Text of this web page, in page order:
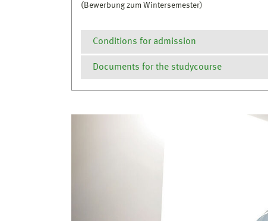
(Bewerbung zum Wintersemester)
Conditions for admission
Voraussetzung für den Zugang zum
Es gibt keine Mindestnote für die
Documents for the studycourse